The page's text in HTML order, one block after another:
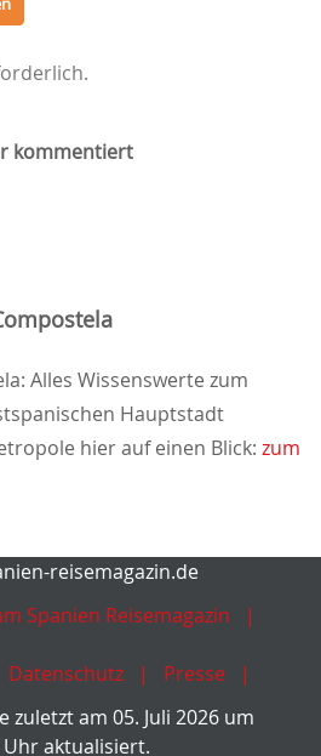
kommentiert
Alles Wissenswerte zum
Hauptstadt
hier auf einen Blick: zum
reisemagazin.de
Spanien Reisemagazin
Datenschutz
Presse
zuletzt am 05. Juli 2026 um
Uhr aktualisiert.